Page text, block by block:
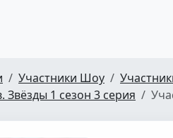
Участники Шоу
1 сезон 3 серия